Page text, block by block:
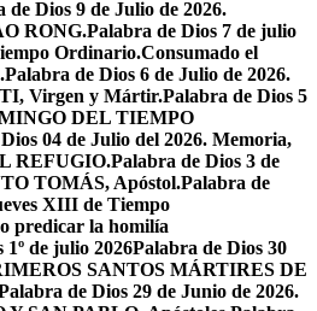
de Dios 9 de Julio de 2026.
RONG.Palabra de Dios 7 de julio
Ordinario.Consumado el
Palabra de Dios 6 de Julio de 2026.
Virgen y Mártir.Palabra de Dios 5
DEL TIEMPO
04 de Julio del 2026. Memoria,
REFUGIO.Palabra de Dios 3 de
TOMÁS, Apóstol.Palabra de
XIII de Tiempo
predicar la homilía
de julio 2026Palabra de Dios 30
SANTOS MÁRTIRES DE
de Dios 29 de Junio de 2026.